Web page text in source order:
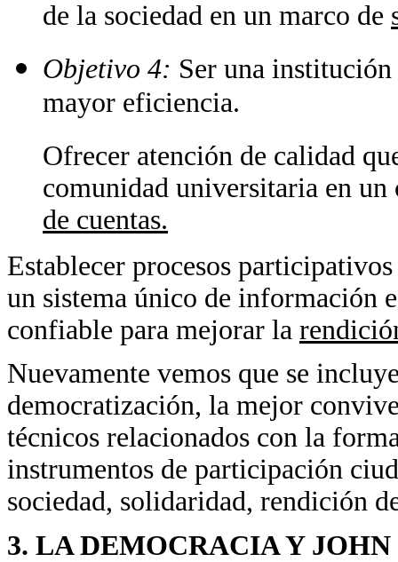
de la sociedad en un marco de
Objetivo 4: Ser una
mayor eficiencia.
Ofrecer atención de calidad
comunidad universitaria en
de cuentas.
Establecer procesos
un sistema único de información
confiable para mejorar la
Nuevamente vemos que se
democratización, la mejor
técnicos relacionados con la
instrumentos de participación
sociedad, solidaridad, rendición
3. LA DEMOCRACIA Y